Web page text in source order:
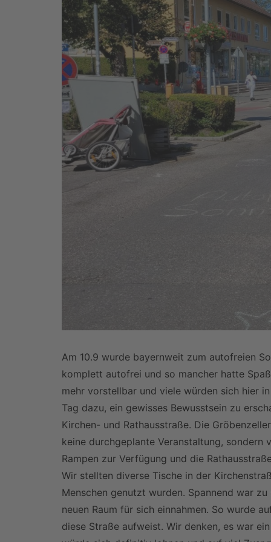
UWG Klausur 2024
politische Bildungsfahrt
nach Berlin 7.4.-10.4.24
UWG Klausur 2025
Archiv
Am 10.9 wurde bayernweit zum autofreien
komplett autofrei und so mancher hatte
mehr vorstellbar und viele würden sich hier
Tag dazu, ein gewisses Bewusstsein zu
Kirchen- und Rathausstraße. Die
keine durchgeplante Veranstaltung, sondern
Rampen zur Verfügung und die
Wir stellten diverse Tische in der
Menschen genutzt wurden. Spannend war
neuen Raum für sich einnahmen. So wurde
diese Straße aufweist. Wir denken, es war